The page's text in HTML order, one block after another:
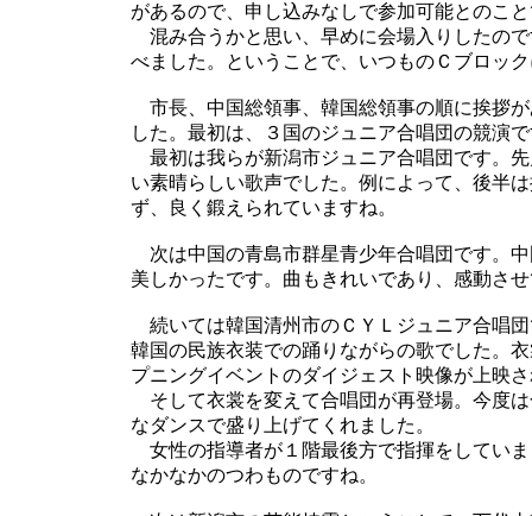
があるので、申し込みなしで参加可能とのこ
混み合うかと思い、早めに会場入りしたの
べました。ということで、いつものＣブロッ
市長、中国総領事、韓国総領事の順に挨拶
した。最初は、３国のジュニア合唱団の競演
最初は我らが新潟市ジュニア合唱団です。
い素晴らしい歌声でした。例によって、後半
ず、良く鍛えられていますね。
次は中国の青島市群星青少年合唱団です。
美しかったです。曲もきれいであり、感動さ
続いては韓国清州市のＣＹＬジュニア合唱
韓国の民族衣装での踊りながらの歌でした。
プニングイベントのダイジェスト映像が上映
そして衣裳を変えて合唱団が再登場。今度
なダンスで盛り上げてくれました。
女性の指導者が１階最後方で指揮をしてい
なかなかのつわものですね。